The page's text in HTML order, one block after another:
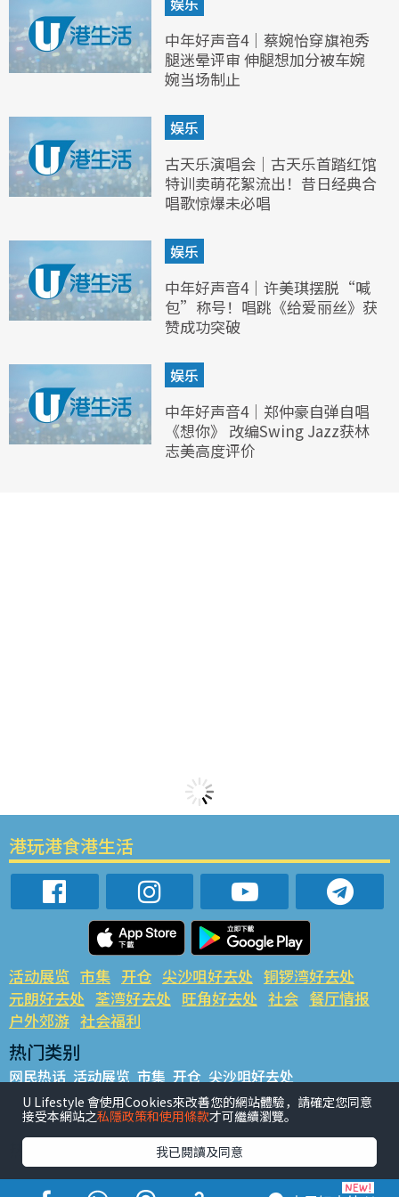
中年好声音4｜蔡婉怡穿旗袍秀
腿迷晕评审 伸腿想加分被车婉
婉当场制止
娱乐
古天乐演唱会｜古天乐首踏红馆
特训卖萌花絮流出！昔日经典合
唱歌惊爆未必唱
娱乐
中年好声音4｜许美琪摆脱“喊
包”称号！唱跳《给爱丽丝》获
赞成功突破
娱乐
中年好声音4｜郑仲豪自弹自唱
《想你》 改编Swing Jazz获林
志美高度评价
港玩港食港生活
活动展览 市集 开仓 尖沙咀好去处 铜锣湾好去处
元朗好去处 荃湾好去处 旺角好去处 社会 餐厅情报
户外郊游 社会福利
热门类别
网民热话 活动展览 市集 开仓 尖沙咀好去处
铜锣湾好去处 元朗好去处 荃湾好去处 旺角好去处 社会
餐厅情报 户外郊游
热门标签
#UGO揾好去处 #人气活动推介 #美食社群热话
U Lifestyle 會使用Cookies來改善您的網站體驗，請確定您同意
接受本網站之私隱政策和使用條款才可繼續瀏覽。
我已閱讀及同意